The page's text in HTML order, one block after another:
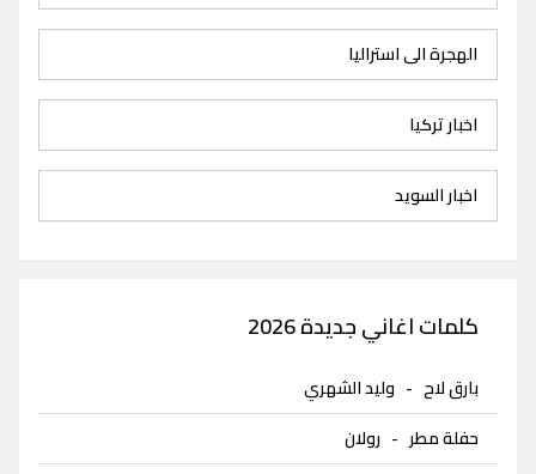
الهجرة الى استراليا
اخبار تركيا
اخبار السويد
كلمات اغاني جديدة 2026
بارق لاح - وليد الشهري
حفلة مطر - رولان